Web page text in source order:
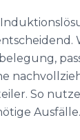
So
Ausfälle.